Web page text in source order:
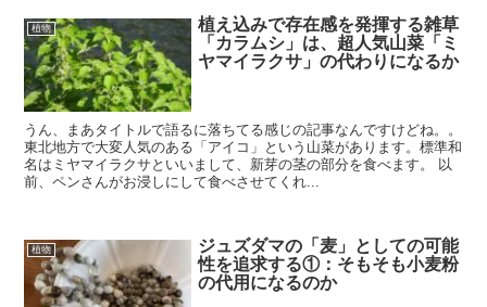
植物
植え込みで存在感を発揮する雑草
「カラムシ」は、超人気山菜「ミ
ヤマイラクサ」の代わりになるか
うん、まあタイトルで語るに落ちてる感じの記事なんですけどね。。
東北地方で大変人気のある「アイコ」という山菜があります。標準和
名はミヤマイラクサといいまして、新芽の茎の部分を食べます。 以
前、ペンさんがお浸しにして食べさせてくれ...
植物
ジュズダマの「麦」としての可能
性を追求する①：そもそも小麦粉
の代用になるのか